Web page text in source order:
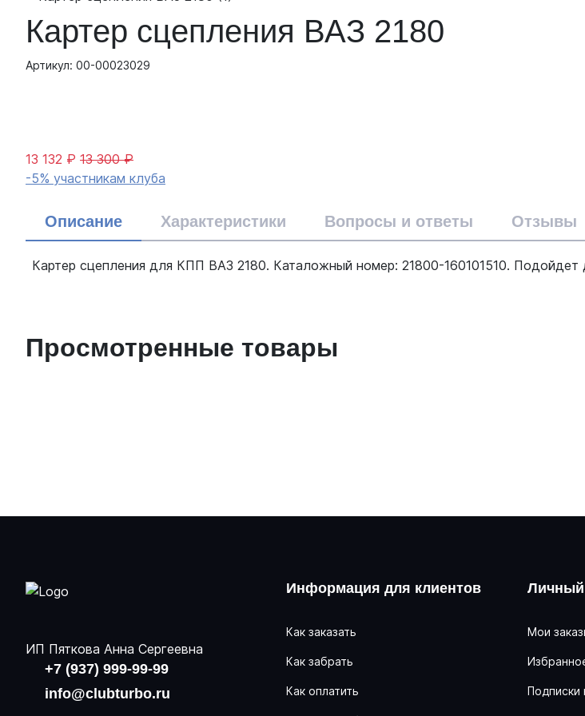
Картер сцепления ВАЗ 2180
Артикул: 00-00023029
13 132 ₽ 13 300 ₽
-5% участникам клуба
Описание Характеристики Вопросы и ответы Отзывы
Картер сцепления для КПП ВАЗ 2180. Каталожный номер: 21800-160101510. Подойдет
Просмотренные товары
ИП Пяткова Анна Сергеевна
+7 (937) 999-99-99
info@clubturbo.ru
Информация для клиентов
Как заказать
Как забрать
Как оплатить
Личный
Мои
Подписки